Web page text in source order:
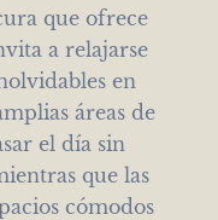
que ofrece
a relajarse
en
áreas de
el día sin
que las
cómodos